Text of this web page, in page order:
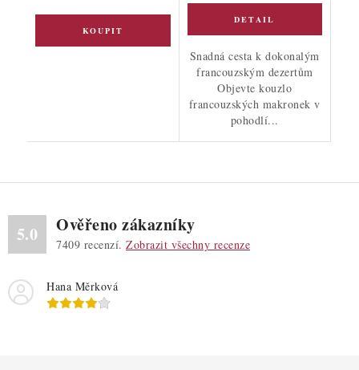
Snadná cesta k dokonalým
francouzským dezertům
Objevte kouzlo
francouzských makronek v
pohodlí...
5.0 Ověřeno zákazníky
7409 recenzí. Zobrazit všechny recenze
Hana Měrková